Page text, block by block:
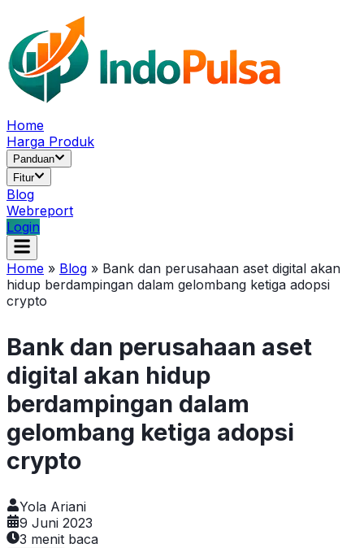
Home
Harga Produk
Panduan
Fitur
Blog
Webreport
Login
Home » Blog » Bank dan perusahaan aset digital akan
hidup berdampingan dalam gelombang ketiga adopsi
crypto
Bank dan perusahaan aset
digital akan hidup
berdampingan dalam
gelombang ketiga adopsi
crypto
Yola Ariani
9 Juni 2023
3 menit baca